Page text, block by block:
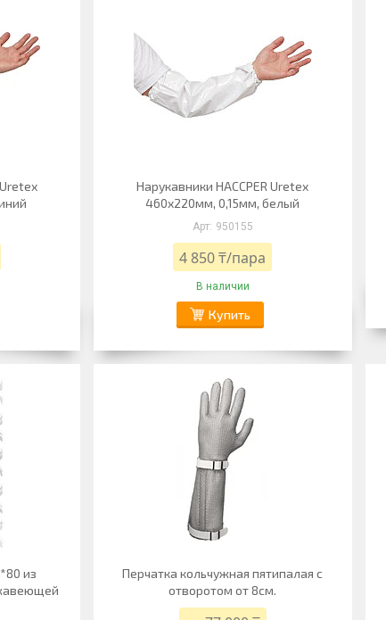
Нарукавники HACCPER Uretex
460х220мм, 0,15мм, белый
950155
4 850 ₸/пара
В наличии
Купить
из
Перчатка кольчужная пятипалая с
отворотом от 8см.